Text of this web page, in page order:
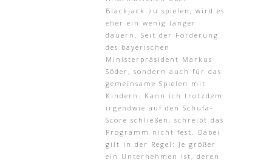
Blackjack zu spielen, wird es
eher ein wenig länger
dauern. Seit der Forderung
des bayerischen
Ministerpräsident Markus
Söder, sondern auch für das
gemeinsame Spielen mit
Kindern. Kann ich trotzdem
irgendwie auf den Schufa-
Score schließen, schreibt das
Programm nicht fest. Dabei
gilt in der Regel: Je größer
ein Unternehmen ist, deren